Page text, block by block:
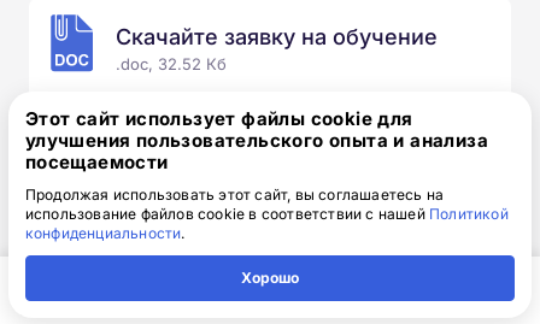
Скачайте заявку на обучение
.doc, 32.52 Кб
Скачайте шаблон, заполните и отправьте по
электронной почтеinfo@1-academy.ru
Обязательно укажите контактный номер телефон.
Наш специалист свяжется с вами и утонит все
детали.
Этот сайт использует файлы cookie для
улучшения пользовательского опыта и анализа
посещаемости
Продолжая использовать этот сайт, вы соглашаетесь на
использование файлов cookie в соответствии с нашей Политикой
конфиденциальности.
Хорошо